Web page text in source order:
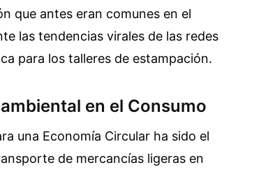
que antes eran comunes en el
las tendencias virales de las redes
para los talleres de estampación.
en el Consumo
una Economía Circular ha sido el
de mercancías ligeras en